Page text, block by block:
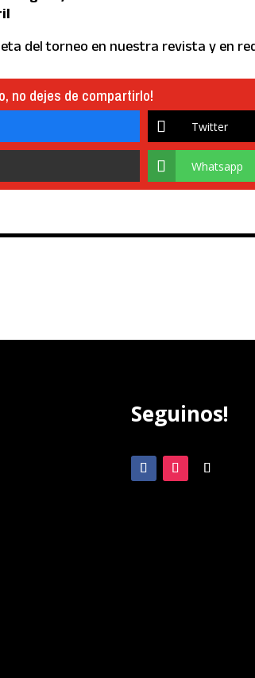
del torneo en nuestra revista y en
no dejes de compartirlo!
Twitter
Whatsapp
Seguinos!